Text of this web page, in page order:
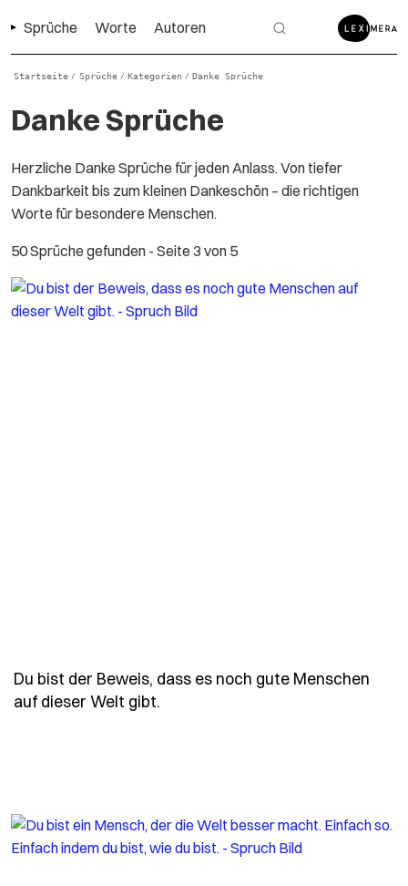
Sprüche Worte Autoren
Startseite / Sprüche / Kategorien / Danke Sprüche
Danke Sprüche
Herzliche Danke Sprüche für jeden Anlass. Von tiefer
Dankbarkeit bis zum kleinen Dankeschön – die richtigen
Worte für besondere Menschen.
50 Sprüche gefunden - Seite 3 von 5
Du bist der Beweis, dass es noch gute Menschen
auf dieser Welt gibt.